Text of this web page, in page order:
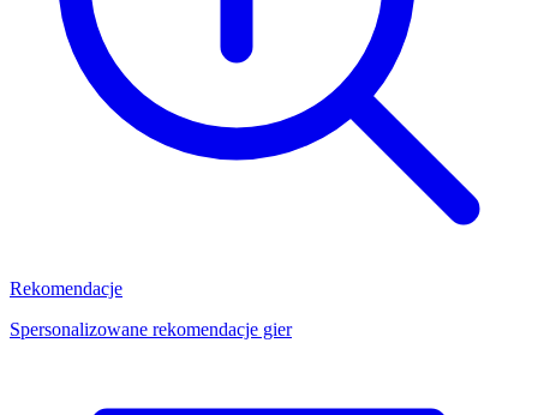
Rekomendacje
Spersonalizowane rekomendacje gier